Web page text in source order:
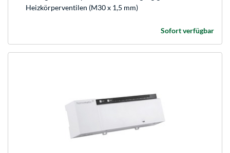
Heizkörperventilen (M30 x 1,5 mm)
Sofort verfügbar